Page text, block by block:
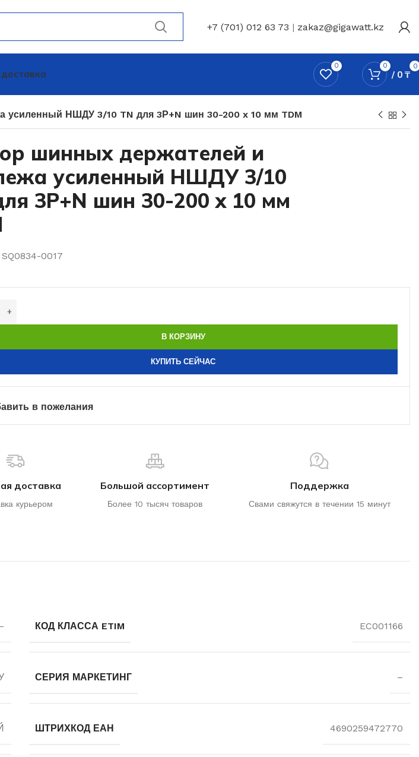
+7 (701) 012 63 73 | zakaz@gigawatt.kz
0 0 0
/ 0 ₸
усиленный НШДУ 3/10 TN для 3Р+N шин 30-200 x 10 мм TDM
шинных держателей и
усиленный НШДУ 3/10
3Р+N шин 30-200 x 10 мм
SQ0834-0017
В КОРЗИНУ
КУПИТЬ СЕЙЧАС
в пожелания
доставка
курьером
Большой ассортимент
Более 10 тысяч товаров
Поддержка
Свами свяжутся в течении 15 минут
КОД КЛАССА ETIM EC001166
СЕРИЯ МАРКЕТИНГ –
ШТРИХКОД ЕАН 4690259472770